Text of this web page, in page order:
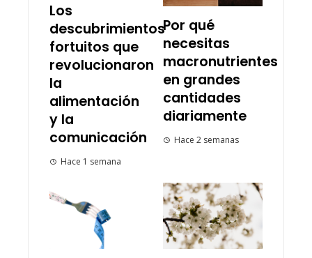
Los
descubrimientos
fortuitos que
revolucionaron
la
alimentación
y la
comunicación
Hace 1 semana
Por qué
necesitas
macronutrientes
en grandes
cantidades
diariamente
Hace 2 semanas